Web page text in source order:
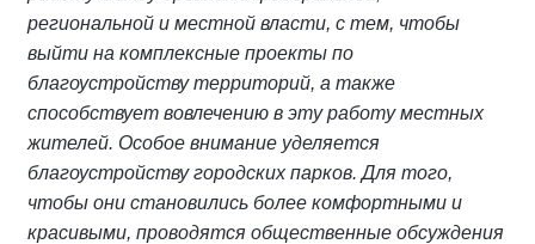
региональной и местной власти, с тем, чтобы
выйти на комплексные проекты по
благоустройству территорий, а также
способствует вовлечению в эту работу местных
жителей. Особое внимание уделяется
благоустройству городских парков. Для того,
чтобы они становились более комфортными и
красивыми, проводятся общественные обсуждения